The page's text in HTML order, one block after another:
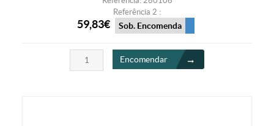
Referência 2 :
59,83€ Sob. Encomenda
Encomendar